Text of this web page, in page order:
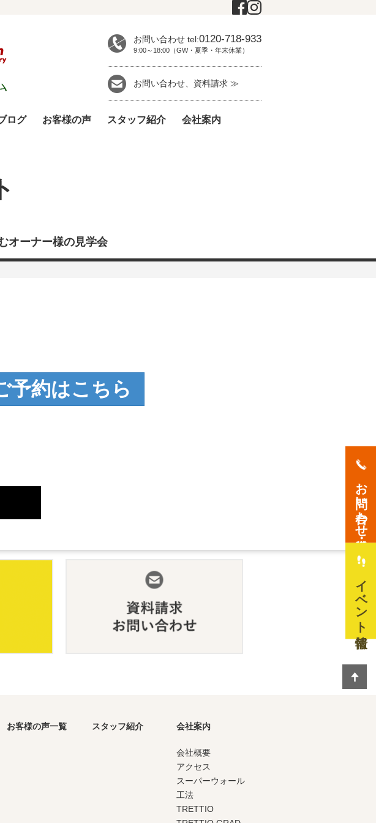
ログ お客様の声 スタッフ紹介 会社案内
お問い合わせ tel:0120-718-933
9:00～18:00（GW・夏季・年末休業）
お問い合わせ、資料請求 ≫
オーナー様の見学会
予約はこちら
お客様の声一覧 スタッフ紹介 会社案内
会社概要
アクセス
スーパーウォール
工法
TRETTIO
お問い合わせ・資料請求
イベント情報